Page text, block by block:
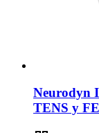
Neurodyn
TENS y